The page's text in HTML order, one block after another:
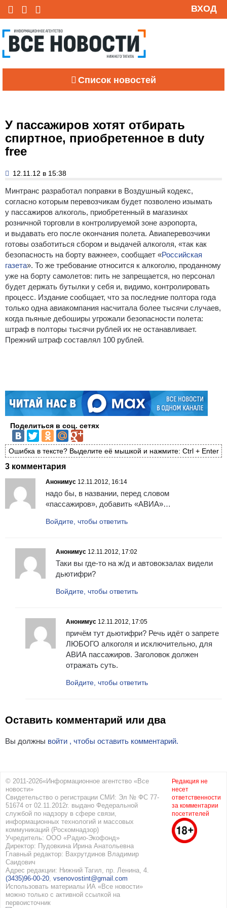
ВХОД
Список новостей
У пассажиров хотят отбирать
спиртное, приобретенное в duty
free
12.11.12 в 15:38
Минтранс разработал поправки в Воздушный кодекс,
согласно которым перевозчикам будет позволено изымать
у пассажиров алкоголь, приобретенный в магазинах
розничной торговли в контролируемой зоне аэропорта,
и выдавать его после окончания полета. Авиаперевозчики
готовы озаботиться сбором и выдачей алкоголя, «так как
безопасность на борту важнее», сообщает «Российская
газета». То же требование относится к алкоголю, проданному
уже на борту самолетов: пить не запрещается, но персонал
будет держать бутылки у себя и, видимо, контролировать
процесс. Издание сообщает, что за последние полтора года
только одна авиакомпания насчитала более тысячи случаев,
когда пьяные дебоширы угрожали безопасности полета:
штраф в полторы тысячи рублей их не останавливает.
Прежний штраф составлял 100 рублей.
Поделиться в соц. сетях
Ошибка в тексте? Выделите её мышкой и нажмите: Ctrl + Enter
3 комментария
Анонимус 12.11.2012, 16:14
надо бы, в названии, перед словом
«пассажиров», добавить «АВИА»…
Войдите, чтобы ответить
Анонимус 12.11.2012, 17:02
Таки вы где-то на ж/д и автовокзалах видели
дьютифри?
Войдите, чтобы ответить
Анонимус 12.11.2012, 17:05
причём тут дьютифри? Речь идёт о запрете
ЛЮБОГО алкоголя и исключительно, для
АВИА пассажиров. Заголовок должен
отражать суть.
Войдите, чтобы ответить
Оставить комментарий или два
Вы должны войти , чтобы оставить комментарий.
© 2011-2026«Информационное агентство «Все
новости»
Свидетельство о регистрации СМИ: Эл № ФС 77-
51674 от 02.11.2012г. выдано Федеральной
службой по надзору в сфере связи,
информационных технологий и массовых
коммуникаций (Роскомнадзор)
Учредитель: ООО «Радио-Экофонд»
Директор: Пудовкина Ирина Анатольевна
Главный редактор: Вахрутдинов Владимир
Саидович
Адрес редакции: Нижний Тагил, пр. Ленина, 4.
(3435)96-00-20, vsenovostint@gmail.com
Использовать материалы ИА «Все новости»
можно только с активной ссылкой на
первоисточник
Редакция не
несет
ответственности
за комментарии
посетителей